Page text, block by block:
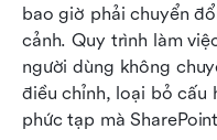
bao giờ phải chuyển
cảnh. Quy trình làm
người dùng không
điều chỉnh, loại bỏ cấu
phức tạp mà